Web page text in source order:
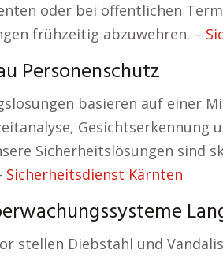
oder bei öffentlichen
frühzeitig abzuwehren. –
Personenschutz
basieren auf einer
Sicherheitslösungen sind
Sicherheitsdienst Kärnten
stellen Diebstahl und